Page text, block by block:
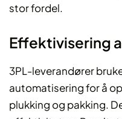
stor fordel.
Effektivisering
3PL-leverandører
automatisering for å
plukking og pakking.